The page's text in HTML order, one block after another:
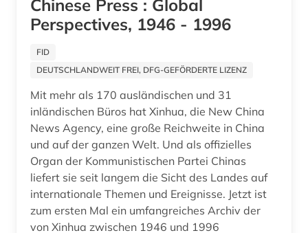
ehemalige deutsche gebiete (1)
einheitsübersetzung (1)
einrichtung (1)
einsprachiges wörterbuch (1)
einwanderung (4)
einwohnermelderegister (1)
eisenbahn (5)
Chinese Press : Global
Perspectives, 1946 - 1996
FID
DEUTSCHLANDWEIT FREI, DFG-GEFÖRDERTE LIZENZ
Mit mehr als 170 ausländischen und 31
inländischen Büros hat Xinhua, die New China
News Agency, eine große Reichweite in China
und auf der ganzen Welt. Und als offizielles
Organ der Kommunistischen Partei Chinas
liefert sie seit langem die Sicht des Landes auf
internationale Themen und Ereignisse. Jetzt ist
zum ersten Mal ein umfangreiches Archiv der
von Xinhua zwischen 1946 und 1996